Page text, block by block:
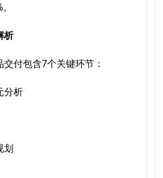
析
付包含7个关键环节：
分析
划